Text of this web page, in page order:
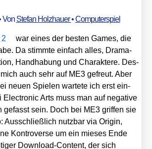
Von Stefan Holzhauer•Computerspiel
war eines der bes­ten Games, die
Da stimm­te ein­fach alles, Dra­ma­
Hand­ha­bung und Cha­rak­te­re. Des­
auch sehr auf ME3 gefreut. Aber
neu­en Spie­len war­te­te ich erst ein­
Elec­tro­nic Arts muss man auf nega­ti­ve
gefasst sein. Doch bei ME3 grif­fen sie
Aus­schließ­lich nutz­bar via Ori­gin,
Kon­tro­ver­se um ein mie­ses Ende
Down­load-Con­tent, der sich